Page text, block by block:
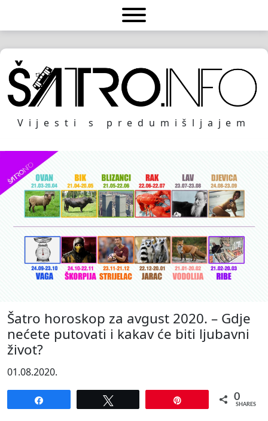
Vijesti s predumišljajem
Šatro horoskop za avgust 2020. – Gdje
nećete putovati i kakav će biti ljubavni
život?
01.08.2020.
0
SHARES